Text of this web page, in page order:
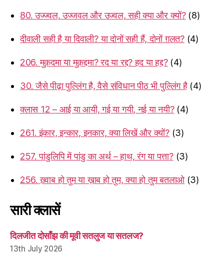
80. उज्ज्वल, उज्जवल और उज्वल, सही क्या और क्यों? (8)
दीवाली सही है या दिवाली? या दोनों सही हैं, दोनों ग़लत? (4)
206. मुक़दमा या मुक़द्दमा? रद या रद्द? हद या हद्द? (4)
30. जैसे पीढ़ा पुल्लिंग है, वैसे संविधान पीठ भी पुल्लिंग है (4)
क्लास 12 – आई या आयी, गई या गयी, नई या नयी? (4)
261. इंकार, इन्कार, इनकार, क्या लिखें और क्यों? (3)
257. पांडुलिपि में पांडु का अर्थ – हाथ, रंग या पत्ता? (3)
256. ख़्वाब हो तुम या ख़ाब हो तुम, क्या हो तुम बतलाओ (3)
सारी क्लासें
दिलजीत दोसाँझ की मूवी सतलुज या सतलज?
13th July 2026